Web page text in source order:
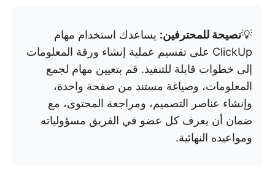
💡نصيحة للمحترفين: يساعدك استخدام مهام
ClickUp على تقسيم عملية إنشاء ورقة المعلومات
إلى خطوات قابلة للتنفيذ. قم بتعيين مهام لجمع
المعلومات، وصياغة مستند من صفحة واحدة،
وإنشاء عناصر التصميم، ومراجعة المحتوى، مع
ضمان أن يعرف كل عضو في الفريق مسؤولياته
ومواعيده النهائية.